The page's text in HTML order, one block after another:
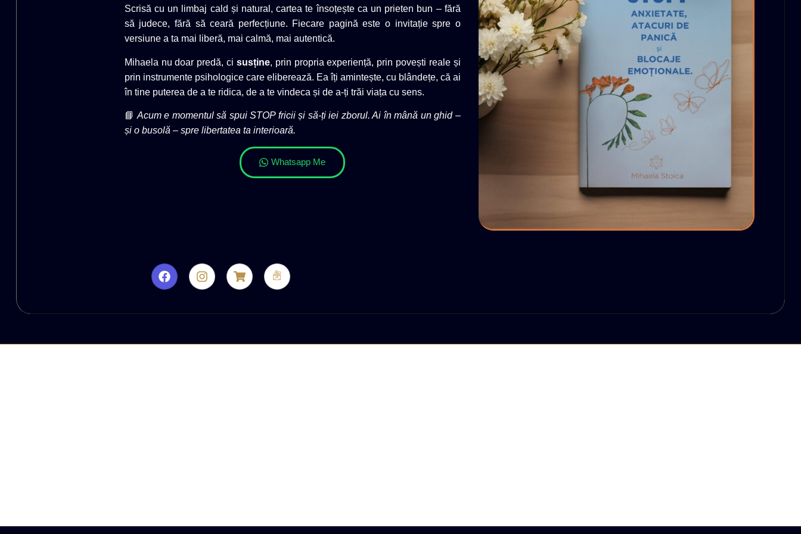
Scrisă cu un limbaj cald și natural, cartea te însoțește ca un prieten bun – fără
să judece, fără să ceară perfecțiune. Fiecare pagină este o invitație spre o
versiune a ta mai liberă, mai calmă, mai autentică.
Mihaela nu doar predă, ci susține, prin propria experiență, prin povești reale și
prin instrumente psihologice care eliberează. Ea îți amintește, cu blândețe, că ai
în tine puterea de a te ridica, de a te vindeca și de a-ți trăi viața cu sens.
📘 Acum e momentul să spui STOP fricii și să-ți iei zborul. Ai în mână un ghid –
și o busolă – spre libertatea ta interioară.
Whatsapp Me